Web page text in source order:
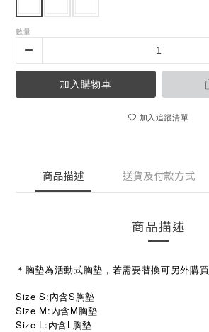
數量
加入購物車
加入追蹤清單
商品描述 送貨及付款方式
商品描述
＊胸墊為活動式胸墊，若需要替換可另外購買
Size S:內含S胸墊
Size M:內含M胸墊
Size L:內含L胸墊